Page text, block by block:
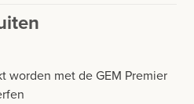
worden met de GEM Premier